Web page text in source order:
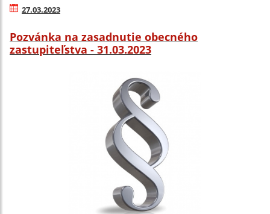
27.03.2023
Pozvánka na zasadnutie obecného
zastupiteľstva - 31.03.2023